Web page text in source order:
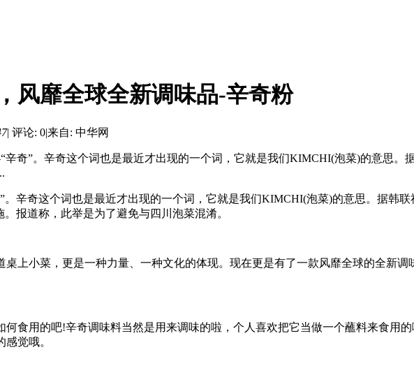
风靡全球全新调味品-辛奇粉
| 评论: 0|来自: 中华网
。辛奇这个词也是最近才出现的一个词，它就是我们KIMCHI(泡菜)的意思。据
奇这个词也是最近才出现的一个词，它就是我们KIMCHI(泡菜)的意思。据韩联
报道称，此举是为了避免与四川泡菜混淆。
小菜，更是一种力量、一种文化的体现。现在更是有了一款风靡全球的全新调
用的吧!辛奇调味料当然是用来调味的啦，个人喜欢把它当做一个蘸料来食用
觉哦。